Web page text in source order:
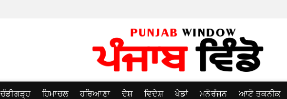
ਚੰਡੀਗੜ੍ਹ ਹਿਮਾਚਲ ਹਰਿਆਣਾ ਦੇਸ਼ ਵਿਦੇਸ਼ ਖੇਡਾਂ ਮਨੋਰੰਜਨ ਆਟੋ ਤਕਨੀਕ